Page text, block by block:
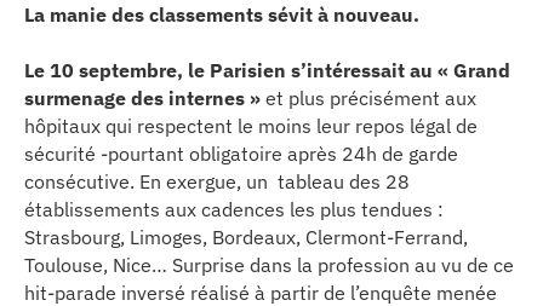
écologique
CONNECTÉ
La manie des classements sévit à nouveau.
Le 10 septembre, le Parisien s’intéressait au « Grand
surmenage des internes » et plus précisément aux
hôpitaux qui respectent le moins leur repos légal de
sécurité -pourtant obligatoire après 24h de garde
consécutive. En exergue, un tableau des 28
établissements aux cadences les plus tendues :
Strasbourg, Limoges, Bordeaux, Clermont-Ferrand,
Toulouse, Nice… Surprise dans la profession au vu de ce
hit-parade inversé réalisé à partir de l’enquête menée